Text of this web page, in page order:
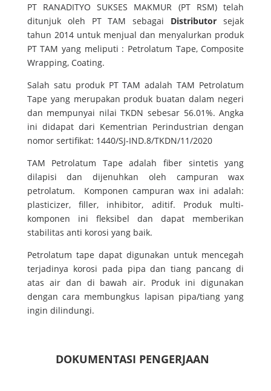
PT RANADITYO SUKSES MAKMUR (PT RSM) telah
ditunjuk oleh PT TAM sebagai Distributor sejak
tahun 2014 untuk menjual dan menyalurkan produk
PT TAM yang meliputi : Petrolatum Tape, Composite
Wrapping, Coating.
Salah satu produk PT TAM adalah TAM Petrolatum
Tape yang merupakan produk buatan dalam negeri
dan mempunyai nilai TKDN sebesar 56.01%. Angka
ini didapat dari Kementrian Perindustrian dengan
nomor sertifikat: 1440/SJ-IND.8/TKDN/11/2020
TAM Petrolatum Tape adalah fiber sintetis yang
dilapisi dan dijenuhkan oleh campuran wax
petrolatum. Komponen campuran wax ini adalah:
plasticizer, filler, inhibitor, aditif. Produk multi-
komponen ini fleksibel dan dapat memberikan
stabilitas anti korosi yang baik.
Petrolatum tape dapat digunakan untuk mencegah
terjadinya korosi pada pipa dan tiang pancang di
atas air dan di bawah air. Produk ini digunakan
dengan cara membungkus lapisan pipa/tiang yang
ingin dilindungi.
DOKUMENTASI PENGERJAAN